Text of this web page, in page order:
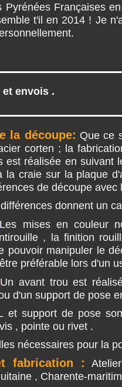
Pyrénées Françaises
t'il en 2014 ! Je
envois .
la découpe: Que ce
corten ; la
est réalisée en suivant
la craie sur la plaque
de découpe
donnent un
Les mises en couleur
, la finition
pouvoir manipuler le
préférable lors d'un
Un avant trou est
d'un support de pose
et support de pose
, pointe ou rivet .
nécessaires pour la
fabrication :
, Charente-